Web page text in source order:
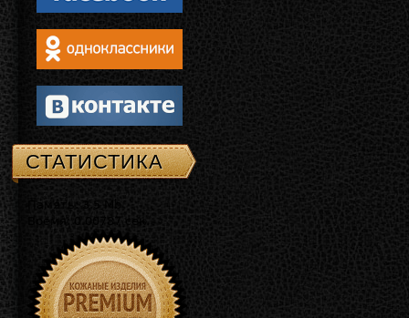
СТАТИСТИКА
Память: 3.5 Mb
Время: 0.00787 сек.